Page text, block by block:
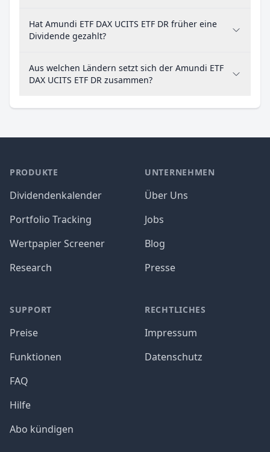
Hat Amundi ETF DAX UCITS ETF DR früher eine
Dividende gezahlt?
Aus welchen Ländern setzt sich der Amundi ETF
DAX UCITS ETF DR zusammen?
PRODUKTE
Dividendenkalender
Portfolio Tracking
Wertpapier Screener
Research
SUPPORT
Preise
Funktionen
FAQ
Hilfe
Abo kündigen
UNTERNEHMEN
Über Uns
Jobs
Blog
Presse
RECHTLICHES
Impressum
Datenschutz